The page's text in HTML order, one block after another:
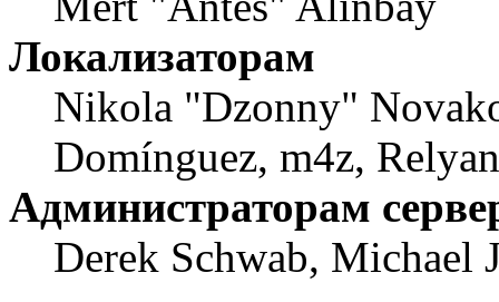
Локализаторам
Nikola "Dzonny"
Domínguez, m4z,
Администраторам
Derek Schwab,